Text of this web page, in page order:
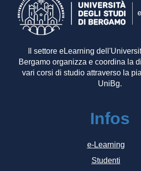
Il settore eLearning
Bergamo organizza e coordina la
vari corsi di studio attraverso la
UniBg.
Infos
e-Learning
Studenti